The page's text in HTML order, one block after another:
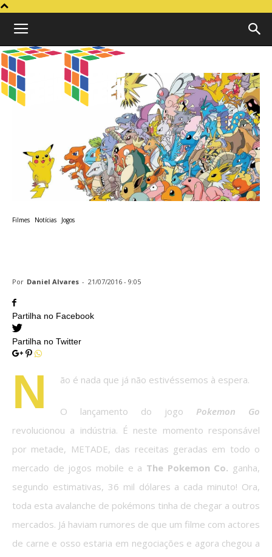
Cubo
Filmes Notícias Jogos
Por Daniel Alvares - 21/07/2016 - 9:05
Partilha no Facebook
Partilha no Twitter
N ão é nada que já não estivéssemos à espera.
O lançamento do jogo Pokemon Go
revolucionou a indústria. É neste momento responsável
por metade, METADE, das receitas geradas em todo o
mercado de jogos mobile e a The Pokemon Co. ganha,
segundo estimativas, 36 mil dólares a cada minuto! Ora,
toda esta avalanche de pokémons tinha de chegar a outros
mercados. Já haviam rumores de que um filme com actores
de carne e osso estaria em negociações e agora chegou a